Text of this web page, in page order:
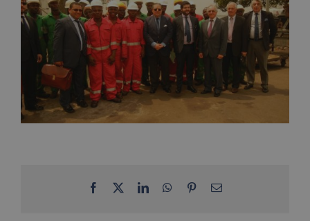
Facebook LinkedInWhatsApp
PinterestEmail